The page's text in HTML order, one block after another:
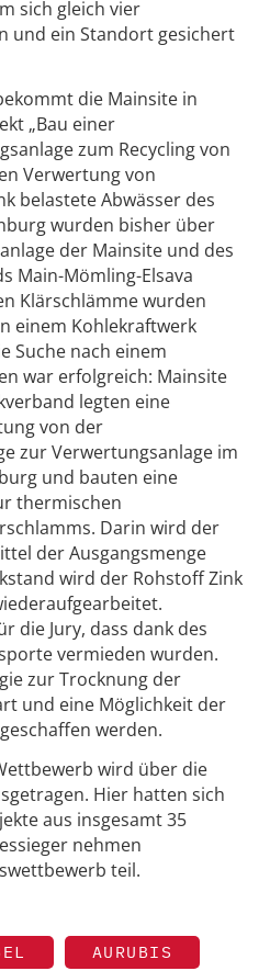
sich gleich vier
und ein Standort gesichert
die Mainsite in
„Bau einer
zum Recycling von
Verwertung von
belastete Abwässer des
wurden bisher über
der Mainsite und des
Main-Mömling-Elsava
Klärschlämme wurden
einem Kohlekraftwerk
Suche nach einem
war erfolgreich: Mainsite
legten eine
von der
zur Verwertungsanlage im
und bauten eine
thermischen
Darin wird der
der Ausgangsmenge
wird der Rohstoff Zink
die Jury, dass dank des
vermieden wurden.
zur Trocknung der
und eine Möglichkeit der
werden.
wird über die
Hier hatten sich
aus insgesamt 35
nehmen
teil.
AURUBIS